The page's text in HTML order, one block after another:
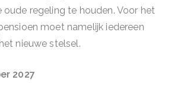
oude regeling te houden. Voor het
moet namelijk iedereen
nieuwe stelsel.
2027